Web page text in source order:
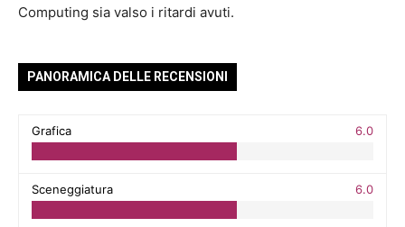
Computing sia valso i ritardi avuti.
PANORAMICA DELLE RECENSIONI
Grafica 6.0
Sceneggiatura 6.0